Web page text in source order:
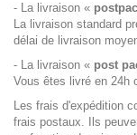
- La livraison «
La livraison standard
délai de livraison
- La livraison « post
Vous êtes livré en 24h
Les frais d'expédition
frais postaux. Ils